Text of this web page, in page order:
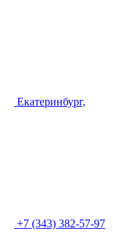
Екатеринбург,
+7 (343) 382-57-97